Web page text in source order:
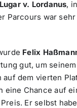
v. Lordanus,
Parcours war
Felix
gut, um
dem vierten
eine Chance auf
Er selbst